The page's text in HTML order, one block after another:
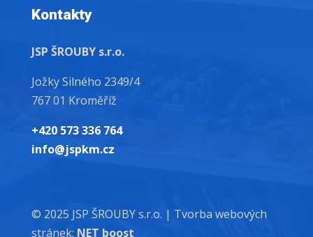
Kontakty
JSP ŠROUBY s.r.o.
Jožky Silného 2349/4
767 01 Kroměříž
+420 573 336 764
info@jspkm.cz
© 2025 JSP ŠROUBY s.r.o. | Tvorba webových
stránek: NET boost